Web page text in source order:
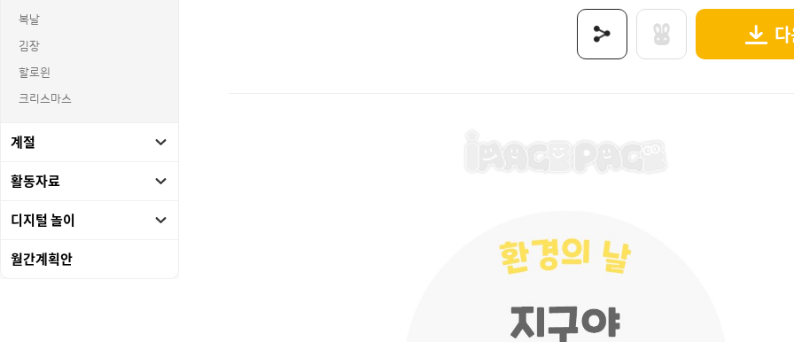
복날
김장
할로윈
크리스마스
계절
활동자료
디지털 놀이
월간계획안
태그 : 지구야우리가지켜줄게글씨협동화, 환경의날, 환경, 지구, 에코, 환경과생활, 지구와환경, 환경보호, 환경지킴이, 지구지킴